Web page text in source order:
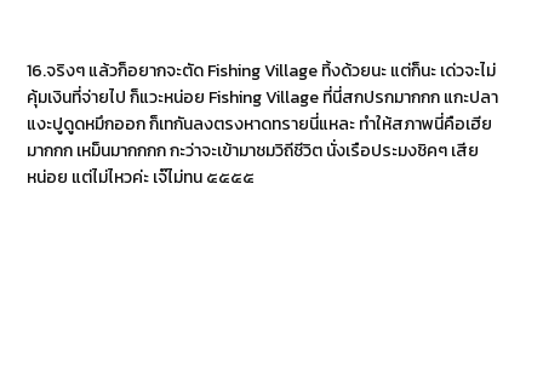
16.จริงๆ แล้วก็อยากจะตัด Fishing Village ทิ้งด้วยนะ แต่ก็นะ เด่วจะไม่
คุ้มเงินที่จ่ายไป ก็แวะหน่อย Fishing Village ที่นี่สกปรกมากกก แกะปลา
แงะปูดูดหมึกออก ก็เทกันลงตรงหาดทรายนี่แหละ ทำให้สภาพนี่คือเฮีย
มากกก เหม็นมากกกก กะว่าจะเข้ามาชมวิถีชีวิต นั่งเรือประมงชิคๆ เสีย
หน่อย แต่ไม่ไหวค่ะ เจ๊ไม่ทน ๕๕๕๕